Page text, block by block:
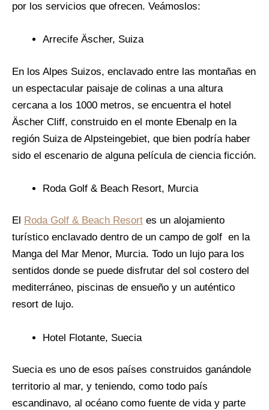
por los servicios que ofrecen. Veámoslos:
Arrecife Äscher, Suiza
En los Alpes Suizos, enclavado entre las montañas en
un espectacular paisaje de colinas a una altura
cercana a los 1000 metros, se encuentra el hotel
Äscher Cliff, construido en el monte Ebenalp en la
región Suiza de Alpsteingebiet, que bien podría haber
sido el escenario de alguna película de ciencia ficción.
Roda Golf & Beach Resort, Murcia
El Roda Golf & Beach Resort es un alojamiento
turístico enclavado dentro de un campo de golf en la
Manga del Mar Menor, Murcia. Todo un lujo para los
sentidos donde se puede disfrutar del sol costero del
mediterráneo, piscinas de ensueño y un auténtico
resort de lujo.
Hotel Flotante, Suecia
Suecia es uno de esos países construidos ganándole
territorio al mar, y teniendo, como todo país
escandinavo, al océano como fuente de vida y parte